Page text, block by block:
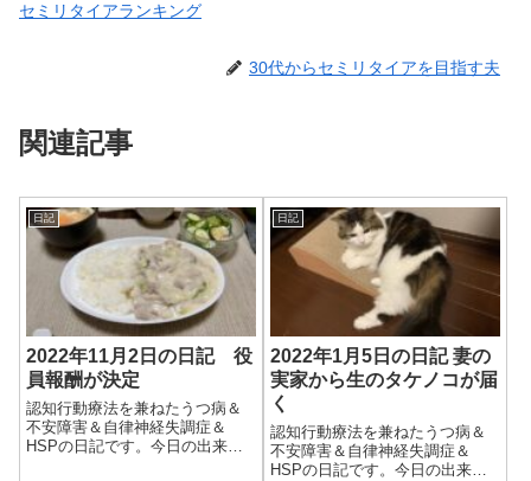
セミリタイアランキング
30代からセミリタイアを目指す夫
関連記事
日記
2022年11月2日の日記 役
員報酬が決定
認知行動療法を兼ねたうつ病＆
不安障害＆自律神経失調症＆
HSPの日記です。今日の出来事
日記
2022年1月5日の日記 妻の
実家から生のタケノコが届
く
認知行動療法を兼ねたうつ病＆
不安障害＆自律神経失調症＆
HSPの日記です。今日の出来事